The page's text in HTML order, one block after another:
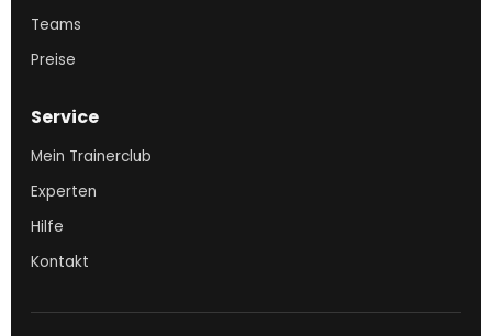
Teams
Preise
Service
Mein Trainerclub
Experten
Hilfe
Kontakt